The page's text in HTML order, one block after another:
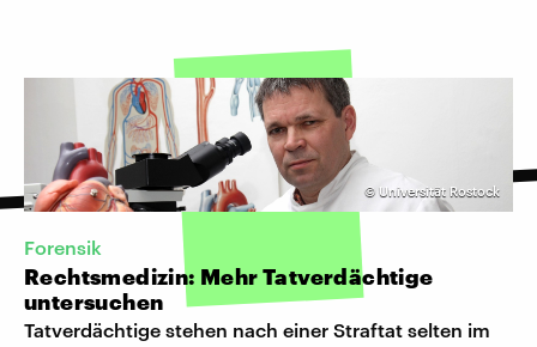
© Universität Rostock
Forensik
Rechtsmedizin: Mehr Tatverdächtige
untersuchen
Tatverdächtige stehen nach einer Straftat selten im